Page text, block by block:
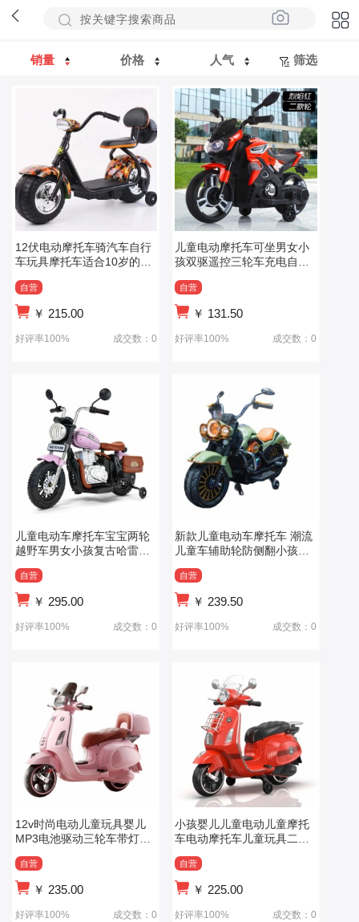
销量 价格 人气 筛选
12伏电动摩托车骑汽车自行
车玩具摩托车适合10岁的孩
自营
￥ 215.00
好评率100% 成交数：0
儿童电动摩托车可坐男女小
孩双驱遥控三轮车充电自驾
自营
￥ 131.50
好评率100% 成交数：0
儿童电动车摩托车宝宝两轮
越野车男女小孩复古哈雷玩
自营
￥ 295.00
好评率100% 成交数：0
新款儿童电动车摩托车 潮流
儿童车辅助轮防侧翻小孩玩
自营
￥ 239.50
好评率100% 成交数：0
12v时尚电动儿童玩具婴儿
MP3电池驱动三轮车带灯设
自营
￥ 235.00
好评率100% 成交数：0
小孩婴儿儿童电动儿童摩托
车电动摩托车儿童玩具二轮
自营
￥ 225.00
好评率100% 成交数：0